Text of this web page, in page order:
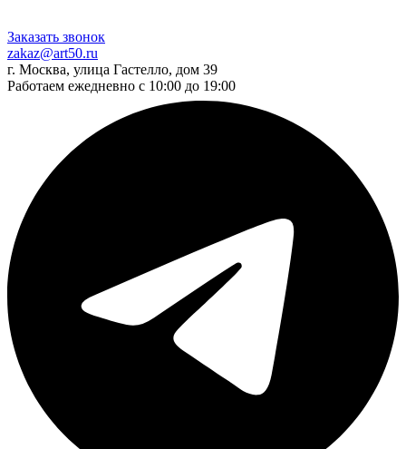
Заказать звонок
zakaz@art50.ru
г. Москва, улица Гастелло, дом 39
Работаем ежедневно с 10:00 до 19:00